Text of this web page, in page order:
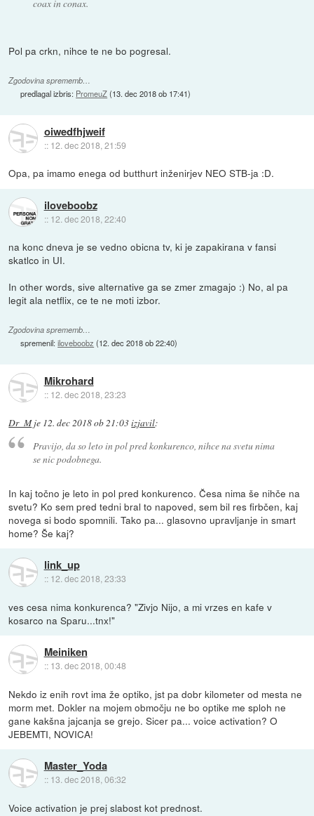
coax in conax.
Pol pa crkn, nihce te ne bo pogresal.
Zgodovina sprememb…
predlagal izbris: PromeuZ(13. dec 2018 ob 17:41)
oiwedfhjweif
:: 12. dec 2018, 21:59
Opa, pa imamo enega od butthurt inženirjev NEO STB-ja :D.
iloveboobz
:: 12. dec 2018, 22:40
na konc dneva je se vedno obicna tv, ki je zapakirana v fansi
skatlco in UI.
In other words, sive alternative ga se zmer zmagajo :) No, al pa
legit ala netflix, ce te ne moti izbor.
Zgodovina sprememb…
spremenil:iloveboobz (12. dec 2018 ob 22:40)
Mikrohard
:: 12. dec 2018, 23:23
Dr_Mje 12. dec 2018 ob 21:03izjavil:
Pravijo, da so leto in pol pred konkurenco, nihce na svetu nima
se nic podobnega.
In kaj točno je leto in pol pred konkurenco. Česa nima še nihče na
svetu? Ko sem pred tedni bral to napoved, sem bil res firbčen, kaj
novega si bodo spomnili. Tako pa... glasovno upravljanje in smart
home? Še kaj?
link_up
:: 12. dec 2018, 23:33
ves cesa nima konkurenca? "Zivjo Nijo, a mi vrzes en kafe v
kosarco na Sparu...tnx!"
Meiniken
:: 13. dec 2018, 00:48
Nekdo iz enih rovt ima že optiko, jst pa dobr kilometer od mesta ne
morm met. Dokler na mojem območju ne bo optike me sploh ne
gane kakšna jajcanja se grejo. Sicer pa... voice activation? O
JEBEMTI, NOVICA!
Master_Yoda
:: 13. dec 2018, 06:32
Voice activation je prej slabost kot prednost.